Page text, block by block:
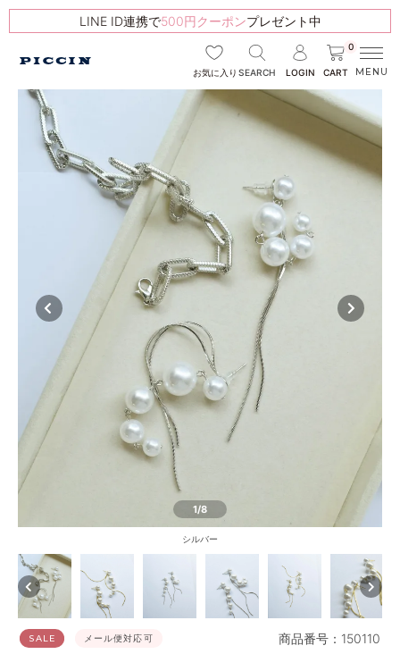
LINE ID連携で500円クーポンプレゼント中
お気に入り SEARCH LOGIN
0
CART
1/8
シルバー
SALE メール便対応可 商品番号：150110